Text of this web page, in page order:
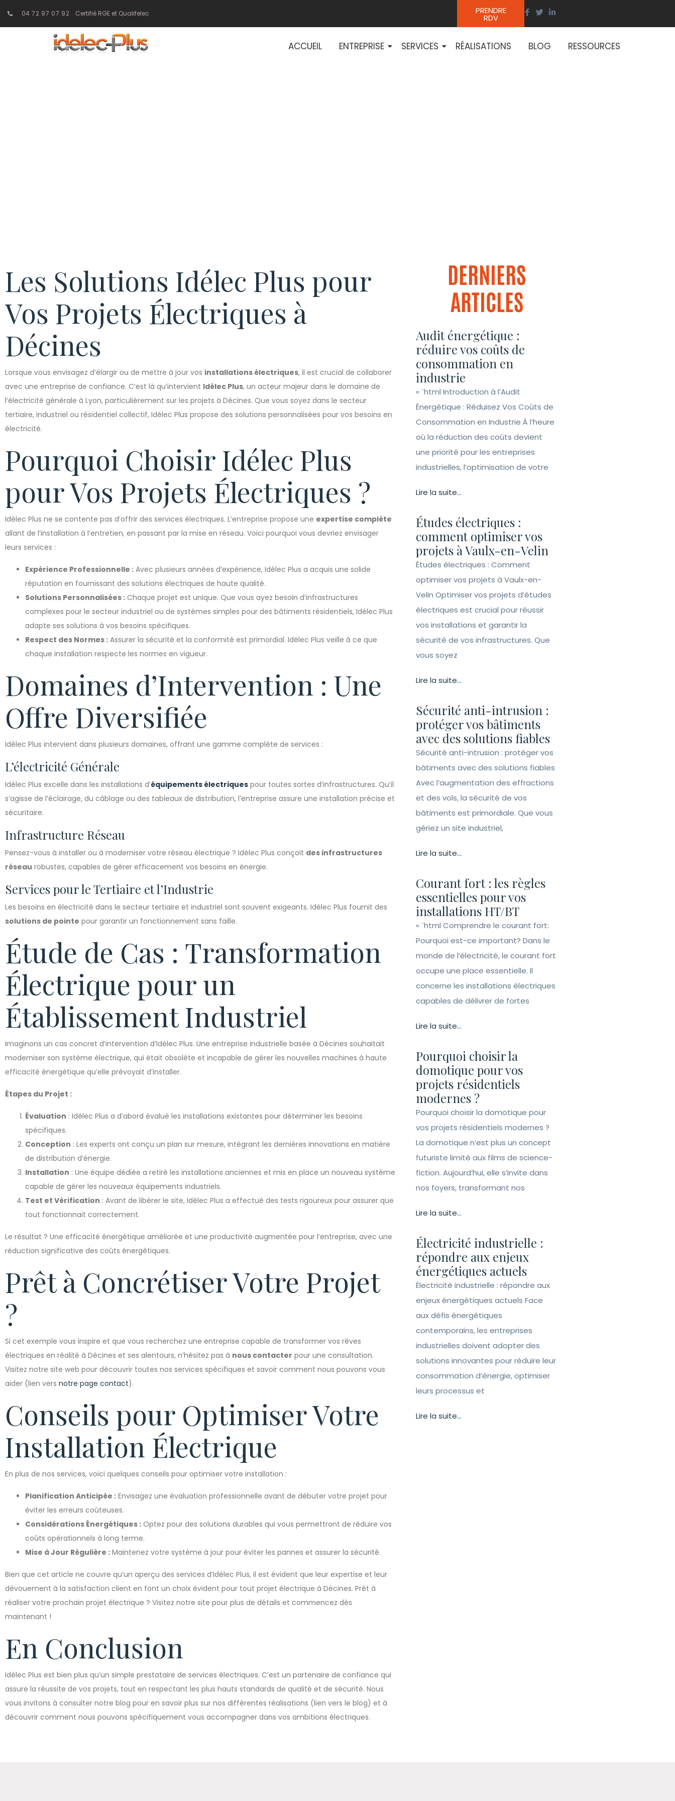
04 72 97 07 92 Certifié RGE et Qualifelec PRENDRE
RDV
ACCUEIL ENTREPRISE SERVICES RÉALISATIONS BLOG RESSOURCES
Les Solutions Idélec Plus pour
Vos Projets Électriques à
Décines
Lorsque vous envisagez d’élargir ou de mettre à jour vos installations électriques, il est crucial de collaborer
avec une entreprise de confiance. C’est là qu’intervient Idélec Plus, un acteur majeur dans le domaine de
l’électricité générale à Lyon, particulièrement sur les projets à Décines. Que vous soyez dans le secteur
tertiaire, industriel ou résidentiel collectif, Idélec Plus propose des solutions personnalisées pour vos besoins en
électricité.
Pourquoi Choisir Idélec Plus
pour Vos Projets Électriques ?
Idélec Plus ne se contente pas d’offrir des services électriques. L’entreprise propose une expertise complète
allant de l’installation à l’entretien, en passant par la mise en réseau. Voici pourquoi vous devriez envisager
leurs services :
Expérience Professionnelle : Avec plusieurs années d’expérience, Idélec Plus a acquis une solide
réputation en fournissant des solutions électriques de haute qualité.
Solutions Personnalisées : Chaque projet est unique. Que vous ayez besoin d’infrastructures
complexes pour le secteur industriel ou de systèmes simples pour des bâtiments résidentiels, Idélec Plus
adapte ses solutions à vos besoins spécifiques.
Respect des Normes : Assurer la sécurité et la conformité est primordial. Idélec Plus veille à ce que
chaque installation respecte les normes en vigueur.
Domaines d’Intervention : Une
Offre Diversifiée
Idélec Plus intervient dans plusieurs domaines, offrant une gamme complète de services :
L’électricité Générale
Idélec Plus excelle dans les installations d’équipements électriques pour toutes sortes d’infrastructures. Qu’il
s’agisse de l’éclairage, du câblage ou des tableaux de distribution, l’entreprise assure une installation précise et
sécuritaire.
Infrastructure Réseau
Pensez-vous à installer ou à moderniser votre réseau électrique ? Idélec Plus conçoit des infrastructures
réseau robustes, capables de gérer efficacement vos besoins en énergie.
Services pour le Tertiaire et l’Industrie
Les besoins en électricité dans le secteur tertiaire et industriel sont souvent exigeants. Idélec Plus fournit des
solutions de pointe pour garantir un fonctionnement sans faille.
Étude de Cas : Transformation
Électrique pour un
Établissement Industriel
Imaginons un cas concret d’intervention d’Idélec Plus. Une entreprise industrielle basée à Décines souhaitait
moderniser son système électrique, qui était obsolète et incapable de gérer les nouvelles machines à haute
efficacité énergétique qu’elle prévoyait d’installer.
Étapes du Projet :
Évaluation : Idélec Plus a d’abord évalué les installations existantes pour déterminer les besoins
spécifiques.
Conception : Les experts ont conçu un plan sur mesure, intégrant les dernières innovations en matière
de distribution d’énergie.
Installation : Une équipe dédiée a retiré les installations anciennes et mis en place un nouveau système
capable de gérer les nouveaux équipements industriels.
Test et Vérification : Avant de libérer le site, Idélec Plus a effectué des tests rigoureux pour assurer que
tout fonctionnait correctement.
Le résultat ? Une efficacité énergétique améliorée et une productivité augmentée pour l’entreprise, avec une
réduction significative des coûts énergétiques.
Prêt à Concrétiser Votre Projet
?
Si cet exemple vous inspire et que vous recherchez une entreprise capable de transformer vos rêves
électriques en réalité à Décines et ses alentours, n’hésitez pas à nous contacter pour une consultation.
Visitez notre site web pour découvrir toutes nos services spécifiques et savoir comment nous pouvons vous
aider (lien vers notre page contact).
Conseils pour Optimiser Votre
Installation Électrique
En plus de nos services, voici quelques conseils pour optimiser votre installation :
Planification Anticipée : Envisagez une évaluation professionnelle avant de débuter votre projet pour
éviter les erreurs coûteuses.
Considérations Énergétiques : Optez pour des solutions durables qui vous permettront de réduire vos
coûts opérationnels à long terme.
Mise à Jour Régulière : Maintenez votre système à jour pour éviter les pannes et assurer la sécurité.
Bien que cet article ne couvre qu’un aperçu des services d’Idélec Plus, il est évident que leur expertise et leur
dévouement à la satisfaction client en font un choix évident pour tout projet électrique à Décines. Prêt à
réaliser votre prochain projet électrique ? Visitez notre site pour plus de détails et commencez dès
maintenant !
En Conclusion
Idélec Plus est bien plus qu’un simple prestataire de services électriques. C’est un partenaire de confiance qui
assure la réussite de vos projets, tout en respectant les plus hauts standards de qualité et de sécurité. Nous
vous invitons à consulter notre blog pour en savoir plus sur nos différentes réalisations (lien vers le blog) et à
découvrir comment nous pouvons spécifiquement vous accompagner dans vos ambitions électriques.
DERNIERS
ARTICLES
Audit énergétique :
réduire vos coûts de
consommation en
industrie
« `html Introduction à l’Audit
Énergétique : Réduisez Vos Coûts de
Consommation en Industrie À l’heure
où la réduction des coûts devient
une priorité pour les entreprises
industrielles, l’optimisation de votre
Lire la suite...
Études électriques :
comment optimiser vos
projets à Vaulx-en-Velin
Études électriques : Comment
optimiser vos projets à Vaulx-en-
Velin Optimiser vos projets d’études
électriques est crucial pour réussir
vos installations et garantir la
sécurité de vos infrastructures. Que
vous soyez
Lire la suite...
Sécurité anti-intrusion :
protéger vos bâtiments
avec des solutions fiables
Sécurité anti-intrusion : protéger vos
bâtiments avec des solutions fiables
Avec l’augmentation des effractions
et des vols, la sécurité de vos
bâtiments est primordiale. Que vous
gériez un site industriel,
Lire la suite...
Courant fort : les règles
essentielles pour vos
installations HT/BT
« `html Comprendre le courant fort:
Pourquoi est-ce important? Dans le
monde de l’électricité, le courant fort
occupe une place essentielle. Il
concerne les installations électriques
capables de délivrer de fortes
Lire la suite...
Pourquoi choisir la
domotique pour vos
projets résidentiels
modernes ?
Pourquoi choisir la domotique pour
vos projets résidentiels modernes ?
La domotique n’est plus un concept
futuriste limité aux films de science-
fiction. Aujourd’hui, elle s’invite dans
nos foyers, transformant nos
Lire la suite...
Électricité industrielle :
répondre aux enjeux
énergétiques actuels
Électricité industrielle : répondre aux
enjeux énergétiques actuels Face
aux défis énergétiques
contemporains, les entreprises
industrielles doivent adopter des
solutions innovantes pour réduire leur
consommation d’énergie, optimiser
leurs processus et
Lire la suite...